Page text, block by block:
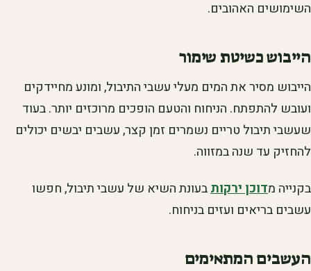
השימושים האהובים.
הייבוש כשיטת שימור
הייבוש מסיר את המים מעלי עשבי התיבול, ומונע מחיידקים
ועובש להתפתח. הניחוח והטעם הופכים מרוכזים יותר. בעוד
שעשבי תיבול טריים נשמרים זמן קצר, עשבים יבשים יכולים
להחזיק עד שנה במזווה.
בקנייה מדוכן ירקותבעונת השיא של עשבי תיבול, חפשו
עשבים בריאים ועזים בניחוח.
העשבים המתאימים